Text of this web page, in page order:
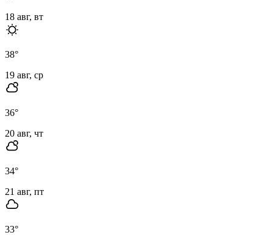
18 авг, вт
38°
19 авг, ср
36°
20 авг, чт
34°
21 авг, пт
33°